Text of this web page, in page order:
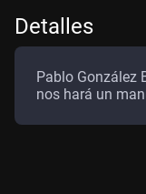
Detalles
Pablo González
nos hará un